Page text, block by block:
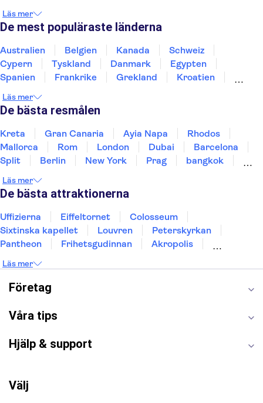
Läs mer
De mest populäraste länderna
Australien Belgien Kanada
Schweiz
Cypern
Tyskland Danmark
Egypten
Spanien
Frankrike Grekland
Kroatien
Sverige
Thailand
Läs mer
De bästa resmålen
Kreta Gran Canaria Ayia Napa
Rhodos
Mallorca
Rom London Dubai
Barcelona
Split
Berlin New York Prag
bangkok
Uppsala
Helsingborg
Läs mer
De bästa attraktionerna
Uffizierna Eiffeltornet
Colosseum
Sixtinska kapellet
Louvren
Peterskyrkan
Pantheon
Frihetsgudinnan
Akropolis
Burj Khalifa
Keukenhof
Alcatraz
Saltgruvan i Wieliczka
Caminito del Rey
London Dungeon
Läs mer
Företag
Våra tips
Hjälp & support
Välj